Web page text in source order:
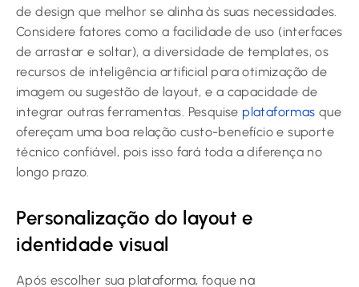
de design que melhor se alinha às suas necessidades.
Considere fatores como a facilidade de uso (interfaces
de arrastar e soltar), a diversidade de templates, os
recursos de inteligência artificial para otimização de
imagem ou sugestão de layout, e a capacidade de
integrar outras ferramentas. Pesquise plataformas que
ofereçam uma boa relação custo-benefício e suporte
técnico confiável, pois isso fará toda a diferença no
longo prazo.
Personalização do layout e
identidade visual
Após escolher sua plataforma, foque na